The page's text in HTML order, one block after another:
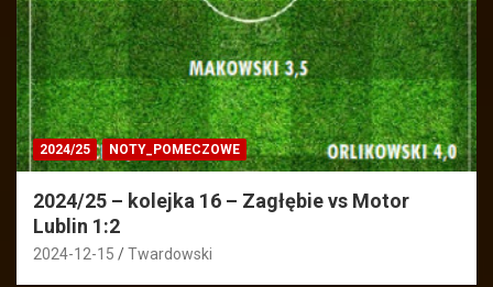
2024/25 NOTY_POMECZOWE
2024/25 – kolejka 16 – Zagłębie vs Motor
Lublin 1:2
2024-12-15 Twardowski